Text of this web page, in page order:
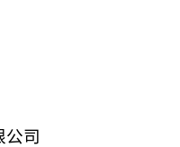
公司